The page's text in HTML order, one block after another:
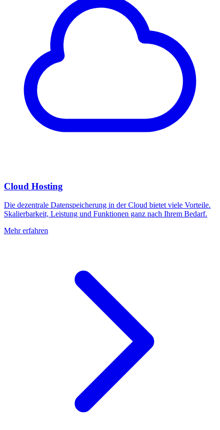
Cloud Hosting
Die dezentrale Datenspeicherung in der Cloud bietet viele Vorteile.
Skalierbarkeit, Leistung und Funktionen ganz nach Ihrem Bedarf.
Mehr erfahren